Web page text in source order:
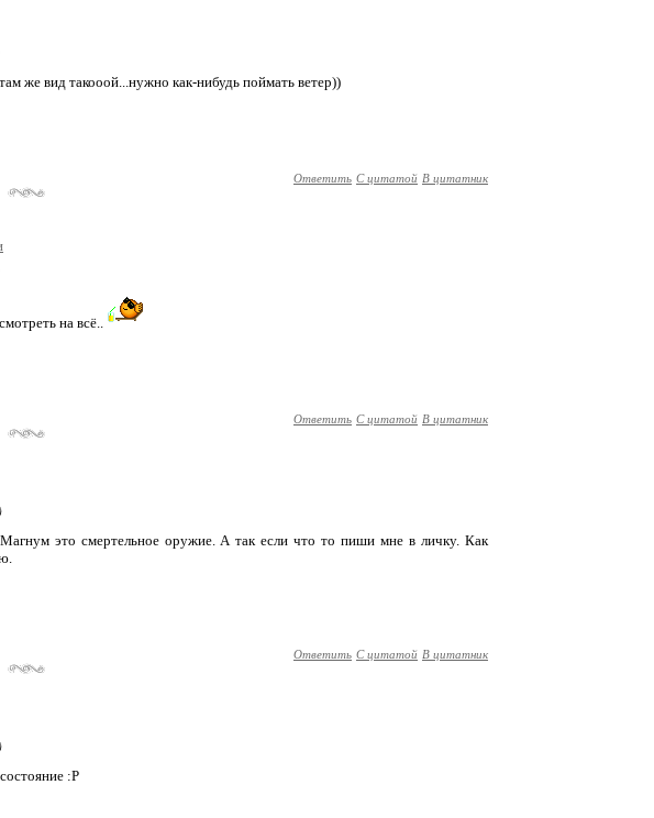
же вид такооой...нужно как-нибудь поймать ветер))
Ответить С цитатой В цитатник
на всё..
Ответить С цитатой В цитатник
)
это смертельное оружие. А так если что то пиши мне в личку. Как
Ответить С цитатой В цитатник
)
:P